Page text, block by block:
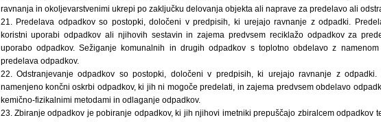
ravnanja in okoljevarstvenimi ukrepi po zaključku delovanja objekta ali naprave za predelavo ali
21. Predelava odpadkov so postopki, določeni v predpisih, ki urejajo ravnanje z odpadki.
koristni uporabi odpadkov ali njihovih sestavin in zajema predvsem reciklažo odpadkov za
uporabo odpadkov. Sežiganje komunalnih in drugih odpadkov s toplotno obdelavo z
predelava odpadkov.
22. Odstranjevanje odpadkov so postopki, določeni v predpisih, ki urejajo ravnanje z odpadki.
namenjeno končni oskrbi odpadkov, ki jih ni mogoče predelati, in zajema predvsem obdelavo
kemično-fizikalnimi metodami in odlaganje odpadkov.
23. Zbiranje odpadkov je pobiranje odpadkov, ki jih njihovi imetniki prepuščajo zbiralcem odpadkov